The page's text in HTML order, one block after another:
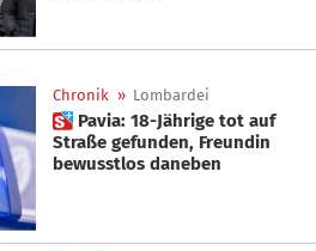
Chronik » Lombardei
 Pavia: 18-Jährige tot auf
Straße gefunden, Freundin
bewusstlos daneben